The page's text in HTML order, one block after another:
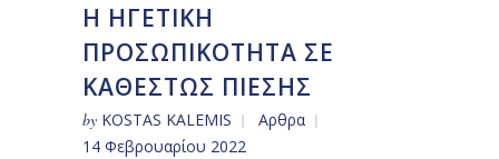
Η ΗΓΕΤΙΚΗ
ΠΡΟΣΩΠΙΚΟΤΗΤΑ ΣΕ
ΚΑΘΕΣΤΩΣ ΠΙΕΣΗΣ
by KOSTAS KALEMIS
Αρθρα
14 Φεβρουαρίου 2022